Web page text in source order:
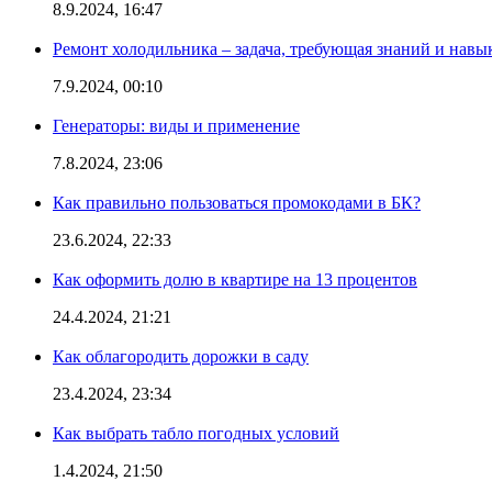
8.9.2024, 16:47
Ремонт холодильника – задача, требующая знаний и
7.9.2024, 00:10
Генераторы: виды и применение
7.8.2024, 23:06
Как правильно пользоваться промокодами в БК?
23.6.2024, 22:33
Как оформить долю в квартире на 13 процентов
24.4.2024, 21:21
Как облагородить дорожки в саду
23.4.2024, 23:34
Как выбрать табло погодных условий
1.4.2024, 21:50